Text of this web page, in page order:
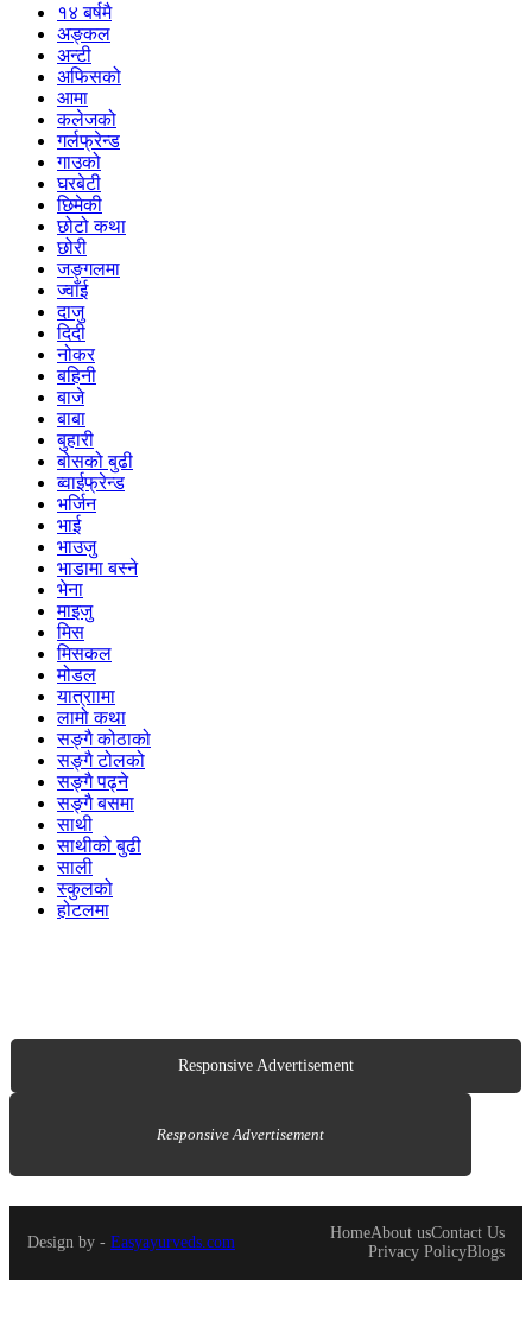
१४ बर्षमै
अङ्कल
अन्टी
अफिसको
आमा
कलेजको
गर्लफ्रेन्ड
गाउको
घरबेटी
छिमेकी
छोटो कथा
छोरी
जङ्गलमा
ज्वाँई
दाजु
दिदी
नोकर
बहिनी
बाजे
बाबा
बुहारी
बोसको बुढी
ब्वाईफ्रेन्ड
भर्जिन
भाई
भाउजु
भाडामा बस्ने
भेना
माइजु
मिस
मिसकल
मोडल
यात्राामा
लामो कथा
सङ्गै कोठाको
सङ्गै टोलको
सङ्गै पढ्ने
सङ्गै बसमा
साथी
साथीको बुढी
साली
स्कुलको
होटलमा